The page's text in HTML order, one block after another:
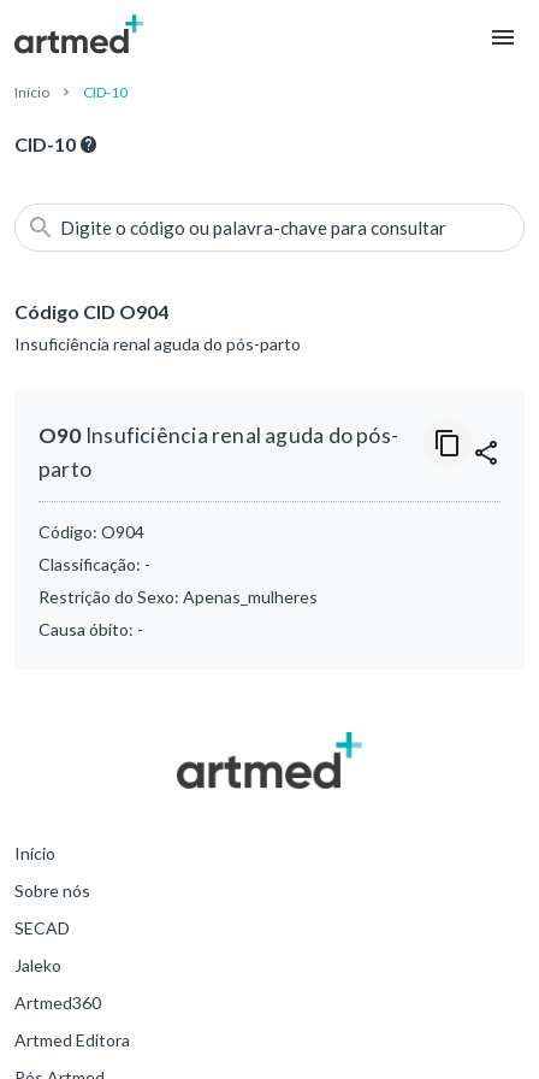
Início CID-10
CID-10
Digite o código ou palavra-chave para consultar
Código CID O904
Insuficiência renal aguda do pós-parto
O90Insuficiência renal aguda do pós-
parto
Código: O904
Classificação: -
Restrição do Sexo: Apenas_mulheres
Causa óbito: -
Início
Sobre nós
SECAD
Jaleko
Artmed360
Artmed Editora